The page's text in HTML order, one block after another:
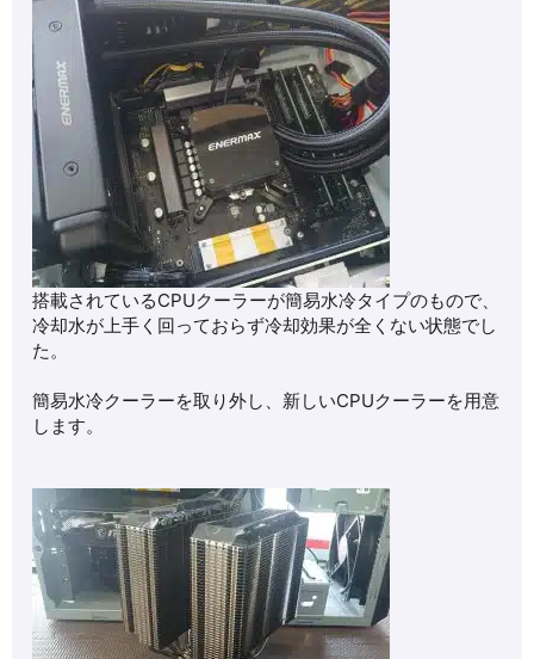
搭載されているCPUクーラーが簡易水冷タイプのもので、
冷却水が上手く回っておらず冷却効果が全くない状態でし
た。
簡易水冷クーラーを取り外し、新しいCPUクーラーを用意
します。